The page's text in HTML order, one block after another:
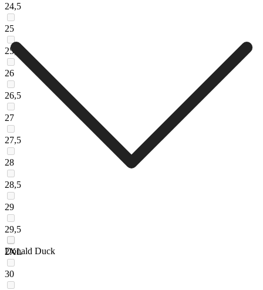
24,5
25
25,5
26
26,5
27
27,5
28
28,5
29
29,5
2XL
30
Donald Duck